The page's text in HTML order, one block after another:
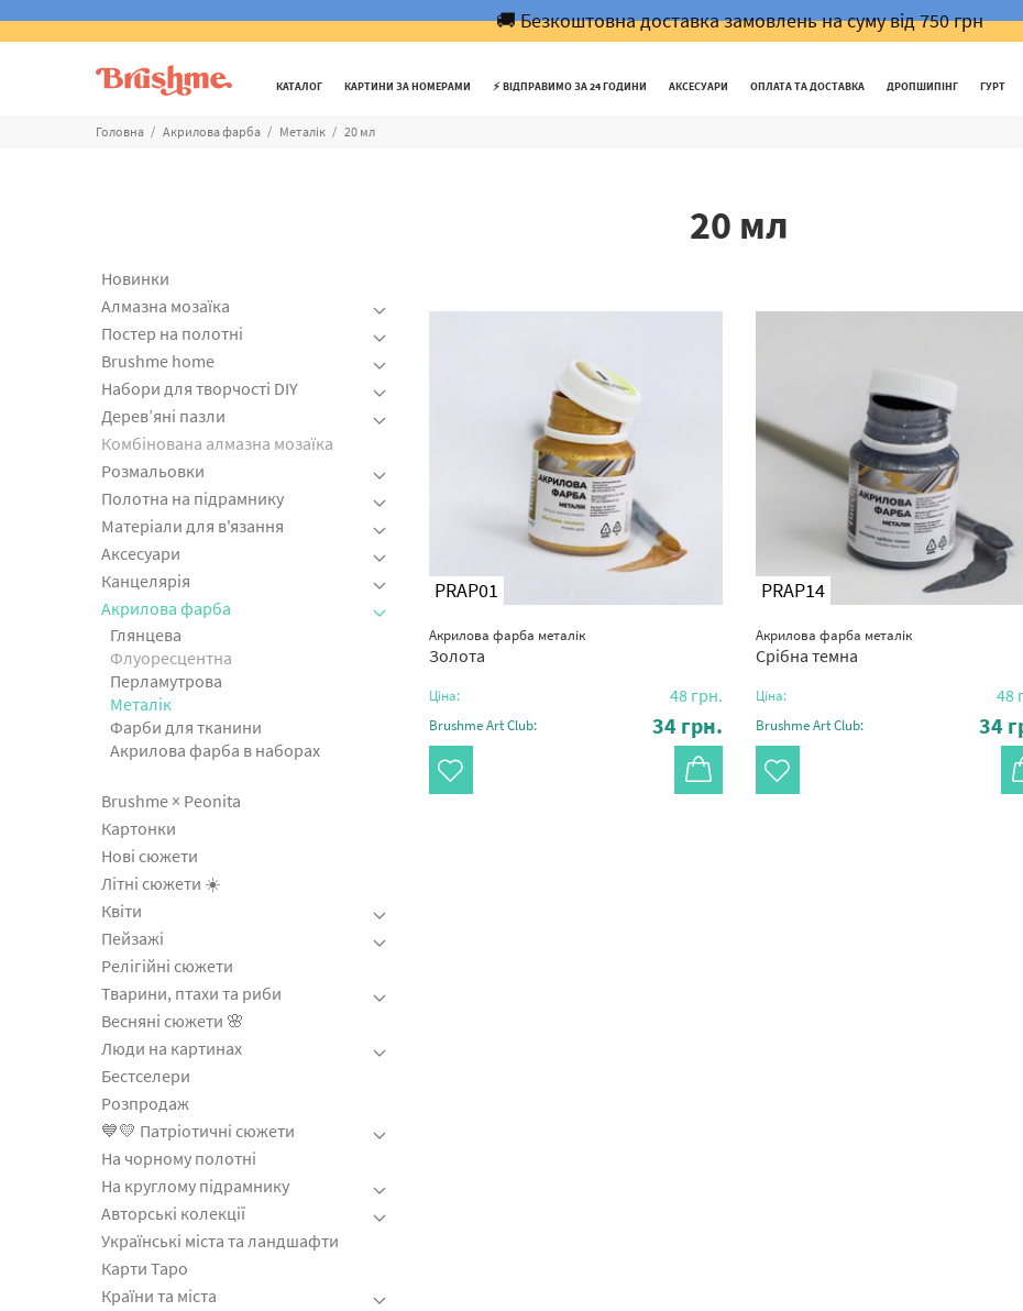
🚚 Безкоштовна доставка замовлень на суму від 750 грн
КАТАЛОГ КАРТИНИ ЗА НОМЕРАМИ ⚡️ ВІДПРАВИМО ЗА 24 ГОДИНИ АКСЕСУАРИ ОПЛАТА ТА ДОСТАВКА ДРОПШИПІНГ ГУРТ
Головна Акрилова фарба Металік 20 мл
20 мл
Новинки
Алмазна мозаїка
Постер на полотні
Brushme home
Набори для творчості DIY
Дерев’яні пазли
Комбінована алмазна мозаїка
Розмальовки
Полотна на підрамнику
Матеріали для в'язання
Аксесуари
Канцелярія
Акрилова фарба
Глянцева
Флуоресцентна
Перламутрова
Металік
Фарби для тканини
Акрилова фарба в наборах
Brushme × Peonita
Картонки
Нові сюжети
Літні сюжети ☀️
Квіти
Пейзажі
Релігійні сюжети
Тварини, птахи та риби
Весняні сюжети 🌸
Люди на картинах
Бестселери
Розпродаж
💙💛 Патріотичні сюжети
На чорному полотні
На круглому підрамнику
Авторські колекції
Українські міста та ландшафти
Карти Таро
Країни та міста
PRAP01
Акрилова фарба металік
Золота
Ціна: 48грн.
Brushme Art Club: 34 грн.
PRAP14
Акрилова фарба металік
Срібна темна
Ціна: 48
Brushme Art Club: 34